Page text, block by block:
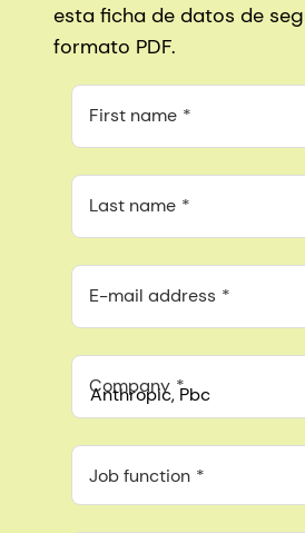
esta ficha de datos de
formato PDF.
First name
Last name
E-mail address
Company
548 Market St Pmb 90375, San
Job function